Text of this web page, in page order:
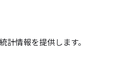
計情報を提供します。